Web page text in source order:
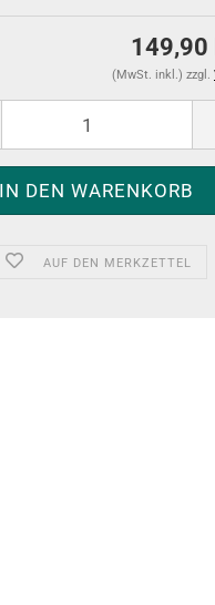
149,90
(MwSt. inkl.) zzgl.
AUF DEN MERKZETTEL